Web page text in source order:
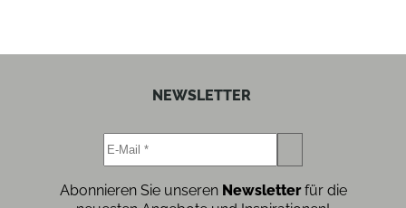
NEWSLETTER
Abonnieren Sie unseren Newsletterfür die